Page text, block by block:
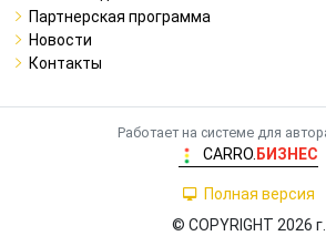
Партнерская программа
Новости
Контакты
Работает на системе для
CARRO. БИЗНЕС
Полная версия
© COPYRIGHT 2026 г.